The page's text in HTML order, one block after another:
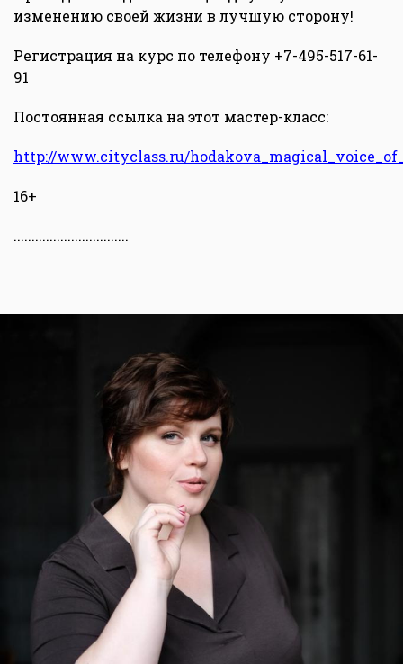
изменению своей жизни в лучшую сторону!
Регистрация на курс по телефону +7-495-517-61-
91
Постоянная ссылка на этот мастер-класс:
http://www.cityclass.ru/
16+
................................